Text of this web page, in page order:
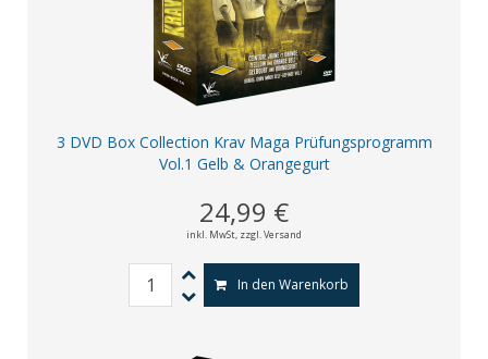
3 DVD Box Collection Krav Maga Prüfungsprogramm
Vol.1 Gelb & Orangegurt
24,99 €
inkl. MwSt, zzgl. Versand
In den Warenkorb